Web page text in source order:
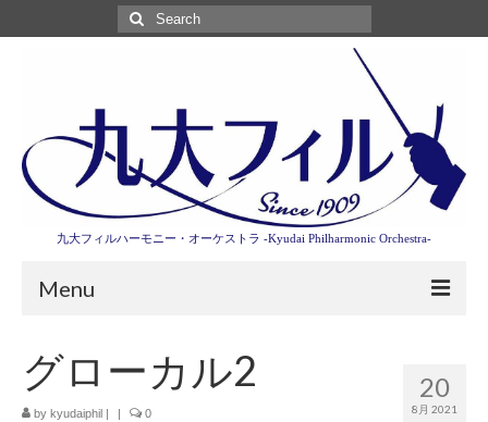
Search
for:
九大フィルハーモニー・オーケストラ -Kyudai Philharmonic Orchestra-
Menu
演奏会情報 20
8月 2021
グローカル2
by kyudaiphil 0